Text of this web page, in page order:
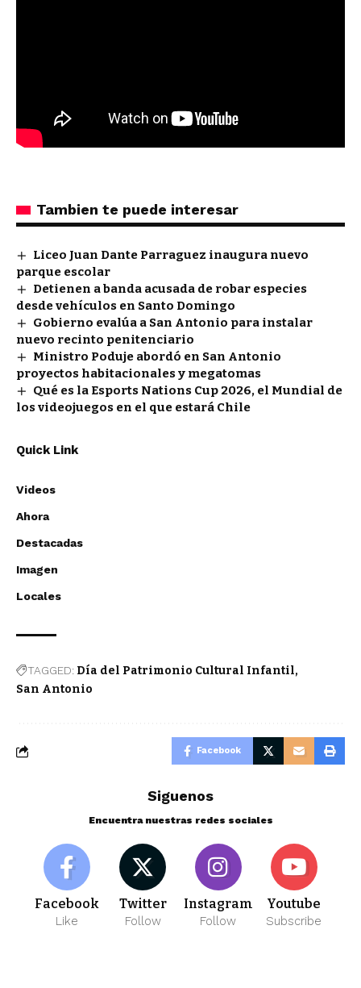
Tambien te puede interesar
Liceo Juan Dante Parraguez inaugura nuevo
parque escolar
Detienen a banda acusada de robar especies
desde vehículos en Santo Domingo
Gobierno evalúa a San Antonio para instalar
nuevo recinto penitenciario
Ministro Poduje abordó en San Antonio
proyectos habitacionales y megatomas
Qué es la Esports Nations Cup 2026, el Mundial de
los videojuegos en el que estará Chile
Quick Link
Videos
Ahora
Destacadas
Imagen
Locales
TAGGED: Día del Patrimonio Cultural Infantil
San Antonio
Facebook
Siguenos
Encuentra nuestras redes sociales
Facebook
Like
Twitter
Follow
Instagram
Follow
Youtube
Subscribe